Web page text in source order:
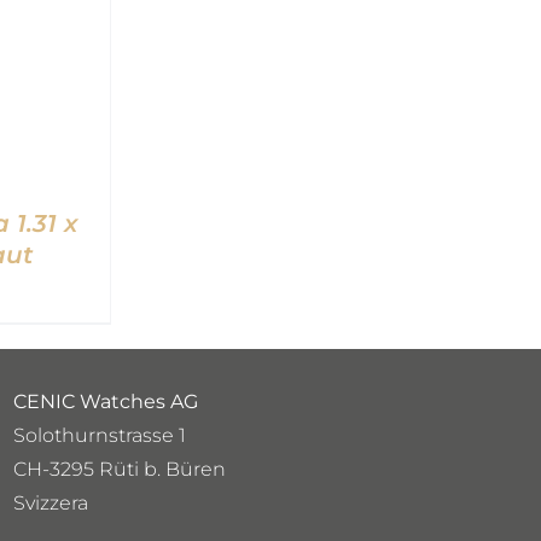
/
x
CENIC Watches AG
Solothurnstrasse 1
CH-3295 Rüti b. Büren
Svizzera